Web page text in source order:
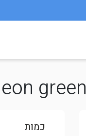
green
כמות